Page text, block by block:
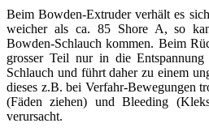
Beim Bowden-Extruder verhält es
weicher als ca. 85 Shore A, so
Bowden-Schlauch kommen. Beim
grosser Teil nur in die
Schlauch und führt daher zu einem
dieses z.B. bei Verfahr-Bewegungen
(Fäden ziehen) und Bleeding
verursacht.